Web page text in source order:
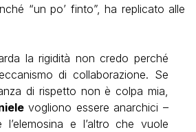
“un po’ finto”, ha replicato alle
la rigidità non credo perché
di collaborazione. Se
di rispetto non è colpa mia,
vogliono essere anarchici –
e l’altro che vuole